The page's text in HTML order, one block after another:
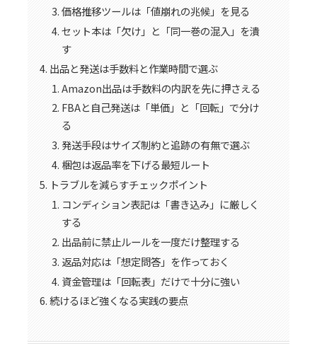
価格推移ツールは「値崩れの兆候」を見る
セット本は「欠け」と「同一巻の混入」を潰
す
出品と発送は手数料と作業時間で選ぶ
Amazon出品は手数料の内訳を先に押さえる
FBAと自己発送は「単価」と「回転」で分け
る
発送手段はサイズ制約と追跡の有無で選ぶ
梱包は返品率を下げる最短ルート
トラブルを減らすチェックポイント
コンディション表記は「書き込み」に厳しく
する
出品前に禁止ルールを一度だけ整理する
返品対応は「想定問答」を作っておく
資金管理は「回転表」だけで十分に強い
続けるほど強くなる実践の要点